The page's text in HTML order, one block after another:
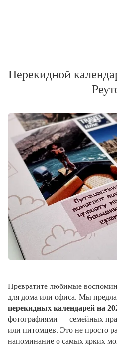
Перекидной
Превратите любимые
для дома или офиса. Мы
перекидных календарей на
фотографиями — семейных
или питомцев. Это не просто
напоминание о самых ярких